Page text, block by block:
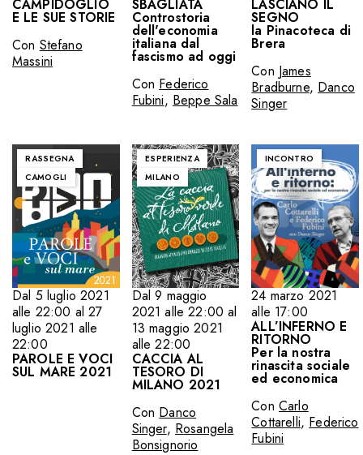
CAMPIDOGLIO
E LE SUE STORIE
Con Stefano
Massini
SBAGLIATA
Controstoria
dell'economia
italiana dal
fascismo ad oggi
Con Federico
Fubini, Beppe Sala
LASCIANO IL
SEGNO
la Pinacoteca di
Brera
Con James
Bradburne, Danco
Singer
Dal 5 luglio 2021
alle 22:00 al 27
luglio 2021 alle
22:00
PAROLE E VOCI
SUL MARE 2021
RASSEGNA
CAMOGLI
Dal 9 maggio
2021 alle 22:00 al
13 maggio 2021
alle 22:00
CACCIA AL
TESORO DI
MILANO 2021
ESPERIENZA
MILANO
Con Danco
Singer, Rosangela
Bonsignorio
24 marzo 2021
alle 17:00
ALL’INFERNO E
RITORNO
Per la nostra
rinascita sociale
ed economica
INCONTRO
Con Carlo
Cottarelli, Federico
Fubini